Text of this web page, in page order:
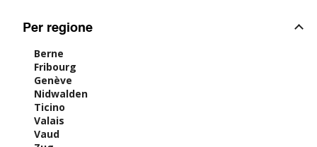
Per regione
Berne
Fribourg
Genève
Nidwalden
Ticino
Valais
Vaud